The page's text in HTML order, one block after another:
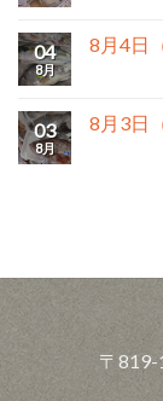
04
8月
8月4日
03
8月
8月3日
〒819-